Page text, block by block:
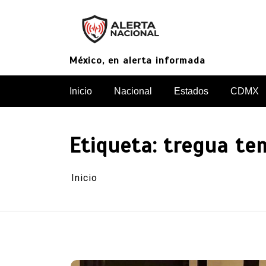
México, en alerta informada
Inicio Nacional Estados CDMX
Etiqueta: tregua
Inicio